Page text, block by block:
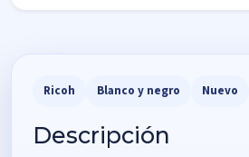
Ricoh Blanco y negro Nuevo
Descripción